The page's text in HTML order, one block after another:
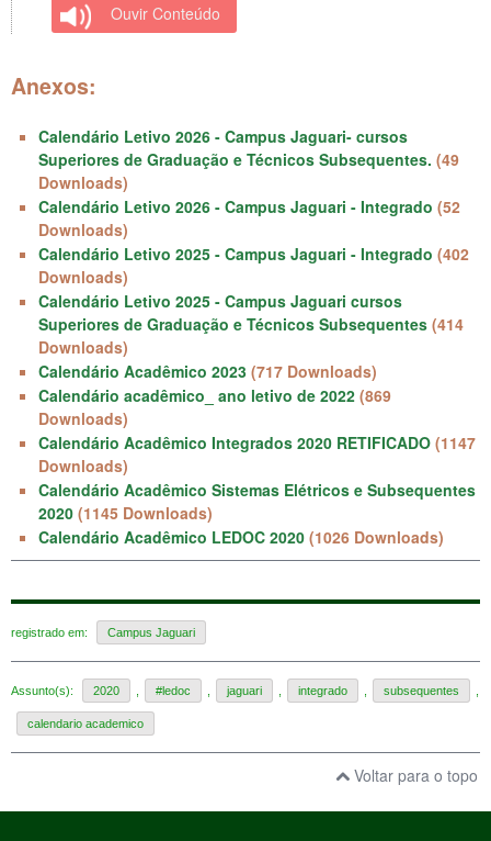
Ouvir Conteúdo
Anexos:
Calendário Letivo 2026 - Campus Jaguari- cursos
Superiores de Graduação e Técnicos Subsequentes. (49
Downloads)
Calendário Letivo 2026 - Campus Jaguari - Integrado (52
Downloads)
Calendário Letivo 2025 - Campus Jaguari - Integrado (402
Downloads)
Calendário Letivo 2025 - Campus Jaguari cursos
Superiores de Graduação e Técnicos Subsequentes (414
Downloads)
Calendário Acadêmico 2023 (717 Downloads)
Calendário acadêmico_ ano letivo de 2022 (869
Downloads)
Calendário Acadêmico Integrados 2020 RETIFICADO (1147
Downloads)
Calendário Acadêmico Sistemas Elétricos e Subsequentes
2020 (1145 Downloads)
Calendário Acadêmico LEDOC 2020 (1026 Downloads)
registrado em: Campus Jaguari
Assunto(s): 2020 #ledoc jaguari integrado subsequentes
calendario academico
Voltar para o topo